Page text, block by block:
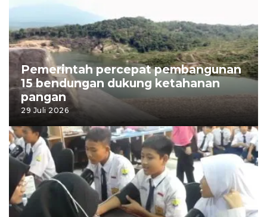
Pemerintah percepat pembangunan
15 bendungan dukung ketahanan
pangan
29 Juli 2026